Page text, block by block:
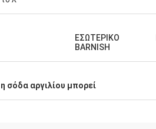
ΕΣΩΤΕΡΙΚΟ
BARNISH
η σόδα αργιλίου μπορεί